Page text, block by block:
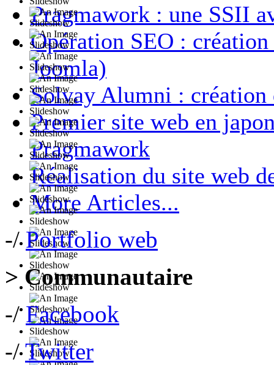
Pragmawork : une SSII
Opération SEO :
Joomla)
Solvay Alumni : création
Premier site web en
Pragmawork
Réalisation du site web
More Articles...
-/Portfolio web
> Communautaire
-/Facebook
-/Twitter